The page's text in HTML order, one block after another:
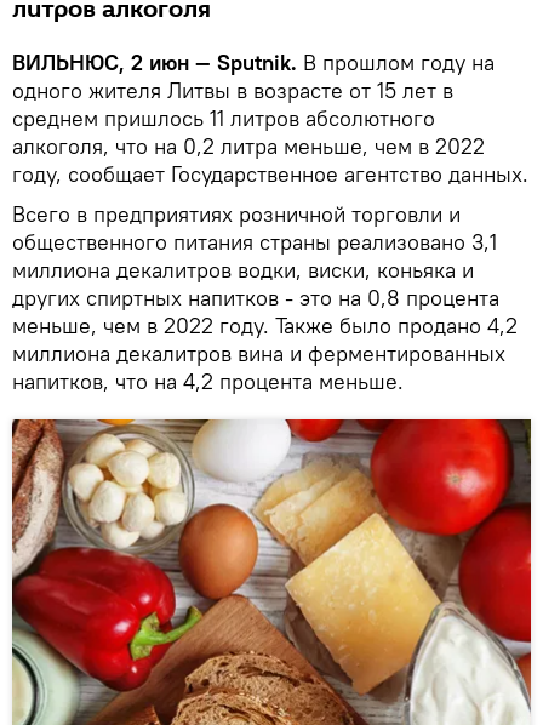
литров алкоголя
ВИЛЬНЮС, 2 июн — Sputnik. В прошлом году на
одного жителя Литвы в возрасте от 15 лет в
среднем пришлось 11 литров абсолютного
алкоголя, что на 0,2 литра меньше, чем в 2022
году, сообщает Государственное агентство данных.
Всего в предприятиях розничной торговли и
общественного питания страны реализовано 3,1
миллиона декалитров водки, виски, коньяка и
других спиртных напитков - это на 0,8 процента
меньше, чем в 2022 году. Также было продано 4,2
миллиона декалитров вина и ферментированных
напитков, что на 4,2 процента меньше.